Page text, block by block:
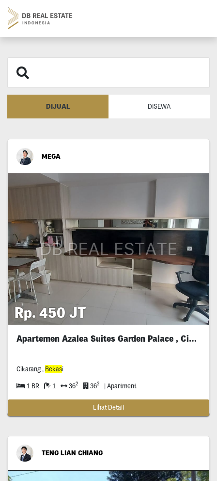
DIJUAL DISEWA
MEGA
Rp. 450 JT
Apartemen Azalea Suites Garden Palace , Cikarang
Cikarang , Bekasi
1 BR 1 362 362 | Apartment
Lihat Detail
TENG LIAN CHIANG